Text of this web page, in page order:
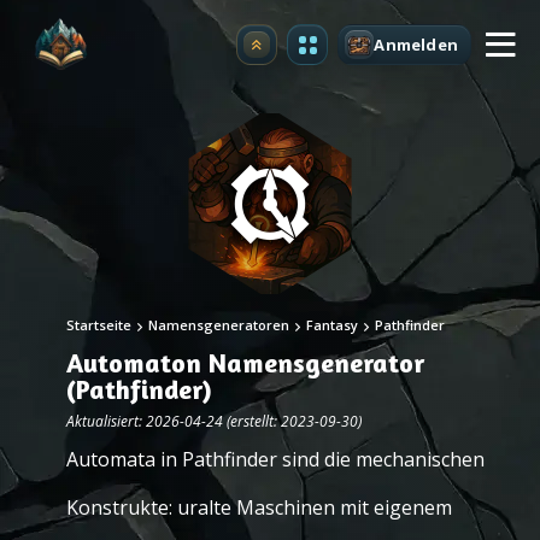
Upgrade Anmelden
Startseite Namensgeneratoren Fantasy Pathfinder
Automaton Namensgenerator
(Pathfinder)
Aktualisiert: 2026-04-24 (erstellt: 2023-09-30)
Automata in Pathfinder sind die mechanischen
Konstrukte: uralte Maschinen mit eigenem